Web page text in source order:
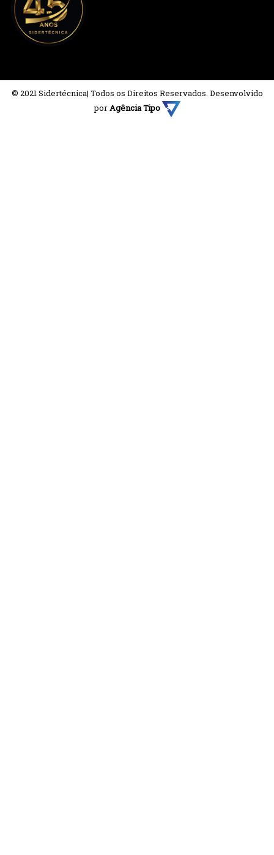
© 2021 Sidertécnica| Todos os Direitos Reservados. Desenvolvido
porAgência Tipo